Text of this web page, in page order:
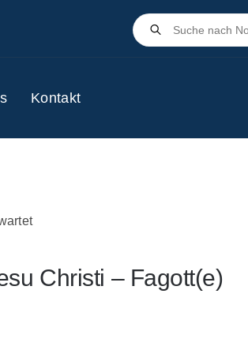
Products
search
Kontakt
Christi – Fagott(e)